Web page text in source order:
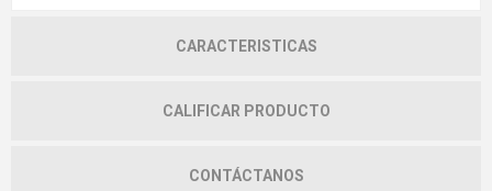
CARACTERISTICAS
CALIFICAR PRODUCTO
CONTÁCTANOS